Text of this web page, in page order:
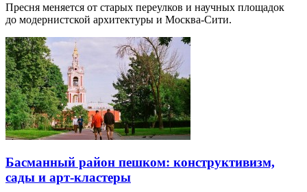
Пресня меняется от старых переулков и научных площадок
до модернистской архитектуры и Москва-Сити.
Басманный район пешком: конструктивизм,
сады и арт-кластеры